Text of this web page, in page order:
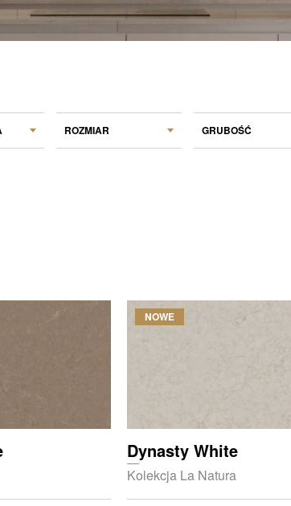
ROZMIAR GRUBOŚĆ
NOWE
Dynasty White
Kolekcja La Natura